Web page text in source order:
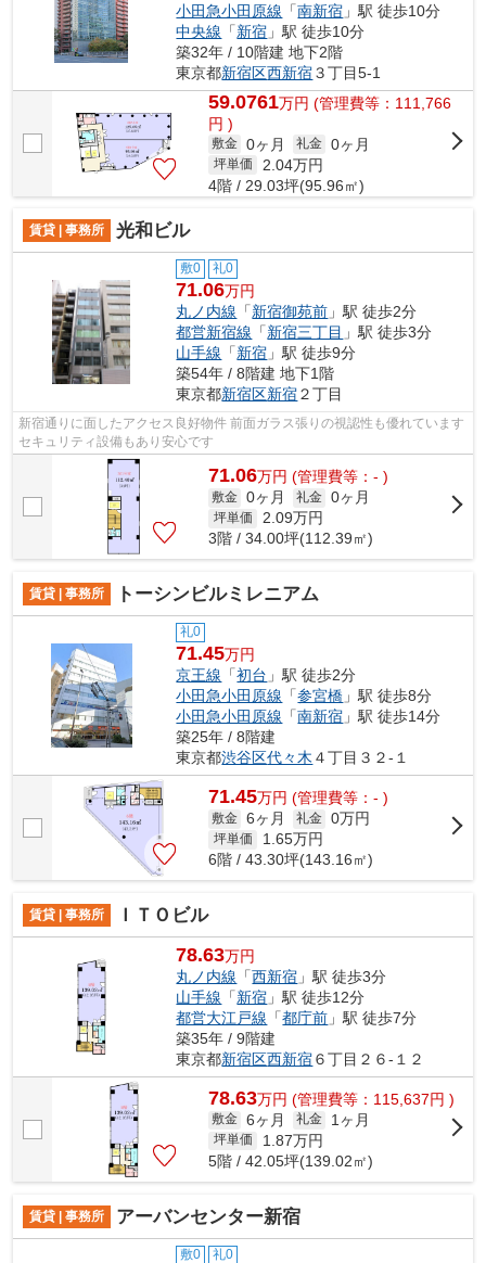
小田急小田原線 「南新宿 」駅 徒歩10分
中央線 「新宿 」駅 徒歩10分
築32年 / 10階建 地下2階
東京都新宿区西新宿３丁目5-1
59.0761万円 (管理費等：111,766
円 )
敷金 0ヶ月 礼金 0ヶ月
坪単価 2.04万円
4階 / 29.03坪(95.96㎡)
賃貸 | 事務所 光和ビル
敷0 礼0
71.06万円
丸ノ内線 「新宿御苑前 」駅 徒歩2分
都営新宿線 「新宿三丁目 」駅 徒歩3分
山手線 「新宿 」駅 徒歩9分
築54年 / 8階建 地下1階
東京都新宿区新宿２丁目
新宿通りに面したアクセス良好物件 前面ガラス張りの視認性も優れています
セキュリティ設備もあり安心です
71.06万円 (管理費等：- )
敷金 0ヶ月 礼金 0ヶ月
坪単価 2.09万円
3階 / 34.00坪(112.39㎡)
賃貸 | 事務所 トーシンビルミレニアム
礼0
71.45万円
京王線 「初台 」駅 徒歩2分
小田急小田原線 「参宮橋 」駅 徒歩8分
小田急小田原線 「南新宿 」駅 徒歩14分
築25年 / 8階建
東京都渋谷区代々木 ４丁目３２-１
71.45万円 (管理費等：- )
敷金 6ヶ月 礼金 0万円
坪単価 1.65万円
6階 / 43.30坪(143.16㎡)
賃貸 | 事務所 ＩＴＯビル
78.63万円
丸ノ内線 「西新宿 」駅 徒歩3分
山手線 「新宿 」駅 徒歩12分
都営大江戸線 「都庁前 」駅 徒歩7分
築35年 / 9階建
東京都新宿区西新宿６丁目２６-１２
78.63万円 (管理費等：115,637円 )
敷金 6ヶ月 礼金 1ヶ月
坪単価 1.87万円
5階 / 42.05坪(139.02㎡)
賃貸 | 事務所 アーバンセンター新宿
敷0 礼0